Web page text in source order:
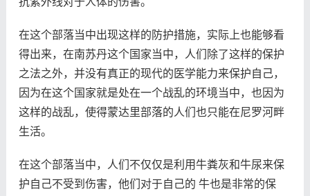
在这个部落当中出现这样的防护措施，实际上也能够看
得出来，在南苏丹这个国家当中，人们除了这样的保护
之法之外，并没有真正的现代的医学能力来保护自己，
因为在这个国家就是处在一个战乱的环境当中，也因为
这样的战乱，使得蒙达里部落的人们也只能在尼罗河畔
生活。
在这个部落当中，人们不仅仅是利用牛粪灰和牛尿来保
护自己不受到伤害，他们对于自己的 牛也是非常的保